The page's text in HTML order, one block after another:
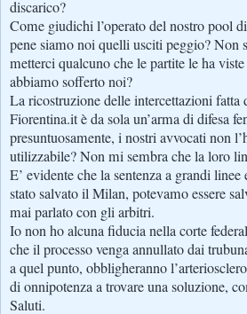
discarico?
Come giudichi l’operato del nostro pool
pene siamo noi quelli usciti peggio? Non
metterci qualcuno che le partite le ha
abbiamo sofferto noi?
La ricostruzione delle intercettazioni fatta
Fiorentina.it è da sola un’arma di difesa
presuntuosamente, i nostri avvocati non
utilizzabile? Non mi sembra che la loro
E’ evidente che la sentenza a grandi
stato salvato il Milan, potevamo essere
mai parlato con gli arbitri.
Io non ho alcuna fiducia nella corte
che il processo venga annullato dai
a quel punto, obbligheranno
di onnipotenza a trovare una soluzione,
Saluti.